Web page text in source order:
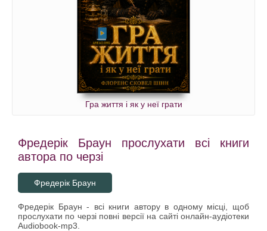
Гра життя і як у неї грати
Фредерік Браун прослухати всі книги
автора по черзі
Фредерік Браун
Фредерік Браун - всі книги автору в одному місці, щоб
прослухати по черзі повні версії на сайті онлайн-аудіотеки
Audiobook-mp3.